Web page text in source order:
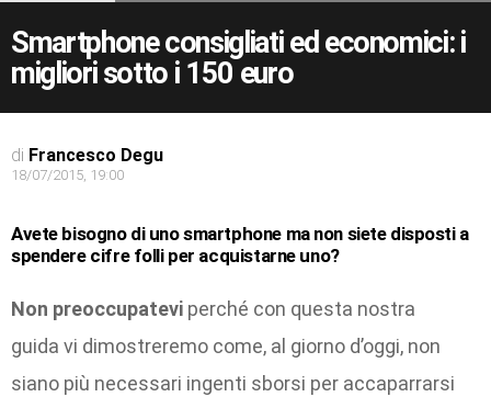
Smartphone consigliati ed economici: i
migliori sotto i 150 euro
di Francesco Degu
18/07/2015, 19:00
Avete bisogno di uno smartphone ma non siete disposti a
spendere cifre folli per acquistarne uno?
Non preoccupatevi perché con questa nostra
guida vi dimostreremo come, al giorno d’oggi, non
siano più necessari ingenti sborsi per accaparrarsi